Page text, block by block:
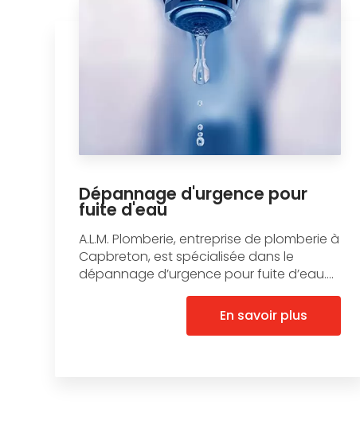
Dépannage d'urgence pour
fuite d'eau
A.L.M. Plomberie, entreprise de plomberie à
Capbreton, est spécialisée dans le
dépannage d’urgence pour fuite d’eau....
En savoir plus